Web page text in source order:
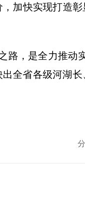
加快实现打造
路，是全力推动
全省各级河湖